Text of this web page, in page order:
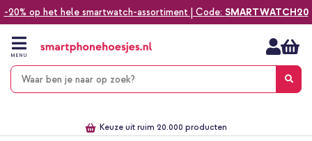
-20% op het hele smartwatch-assortiment | Code: SMARTWATCH20
naar
inhoud
MENU
Alles voor jouw telefoon, tablet, smartwatch of laptop
We've got you covered!